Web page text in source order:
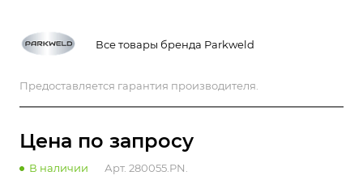
Все товары бренда Parkweld
Предоставляется гарантия производителя.
Цена по запросу
В наличии Арт. 280055.PN.